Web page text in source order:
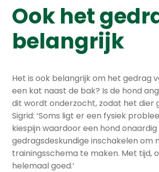
Ook het
belangrijk
Het is ook belangrijk om het gedrag
een kat naast de bak? Is de hond
dit wordt onderzocht, zodat het dier
Sigrid: ‘Soms ligt er een fysiek
kiespijn waardoor een hond
gedragsdeskundige inschakelen om
trainingsschema te maken. Met tijd,
helemaal goed.’